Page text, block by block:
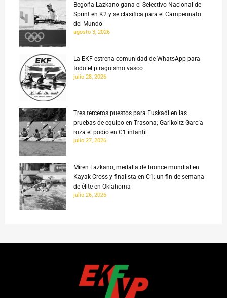
Begoña Lazkano gana el Selectivo Nacional de
Sprint en K2 y se clasifica para el Campeonato
del Mundo
agosto 3, 2026
La EKF estrena comunidad de WhatsApp para
todo el piragüismo vasco
julio 28, 2026
Tres terceros puestos para Euskadi en las
pruebas de equipo en Trasona; Garikoitz García
roza el podio en C1 infantil
julio 27, 2026
Miren Lazkano, medalla de bronce mundial en
Kayak Cross y finalista en C1: un fin de semana
de élite en Oklahoma
julio 26, 2026